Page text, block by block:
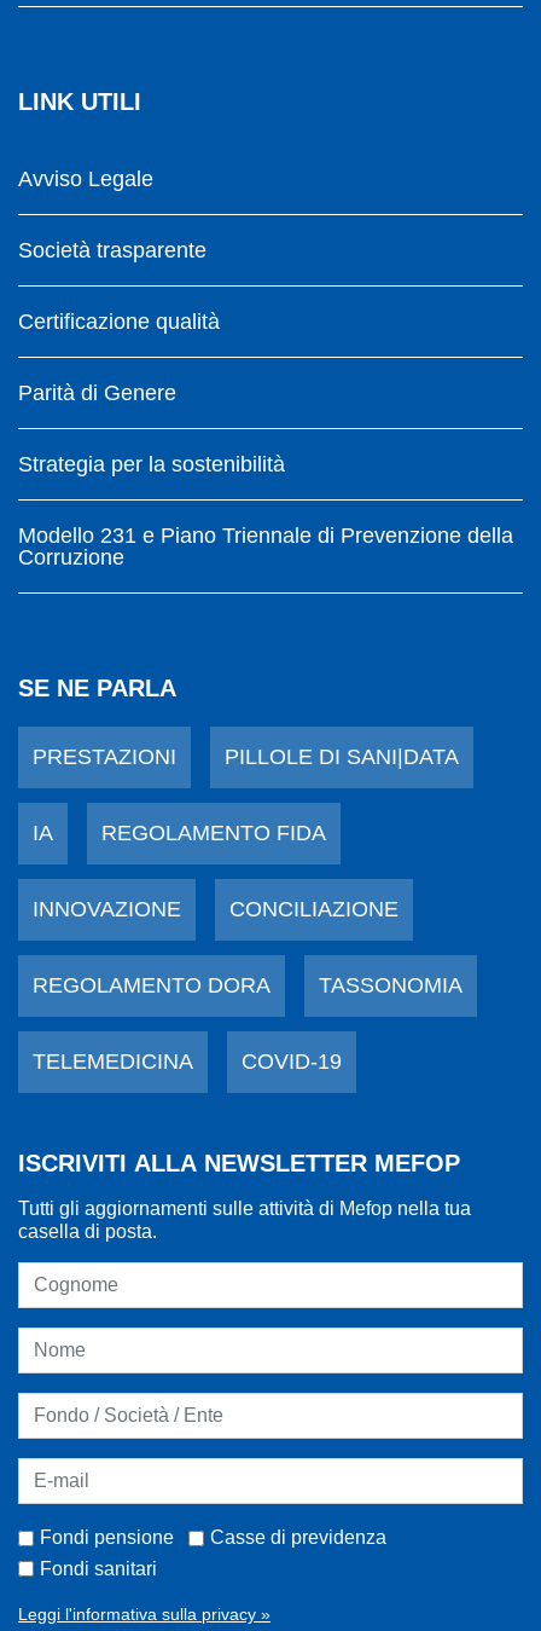
LINK UTILI
Avviso Legale
Società trasparente
Certificazione qualità
Parità di Genere
Strategia per la sostenibilità
Modello 231 e Piano Triennale di Prevenzione della
Corruzione
SE NE PARLA
PRESTAZIONI PILLOLE DI SANI|DATA
IA REGOLAMENTO FIDA
INNOVAZIONE CONCILIAZIONE
REGOLAMENTO DORA TASSONOMIA
TELEMEDICINA COVID-19
ISCRIVITI ALLA NEWSLETTER MEFOP
Tutti gli aggiornamenti sulle attività di Mefop nella tua
casella di posta.
Fondi pensione
Casse di previdenza
Fondi sanitari
Leggi l'informativa sulla privacy »